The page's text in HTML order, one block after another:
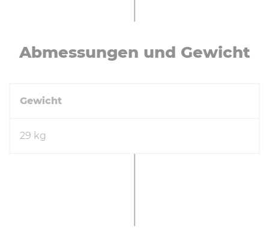
Ab­mes­sun­gen und Gewicht
Gewicht
29 kg